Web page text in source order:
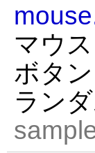
マウ
ボタ
ラン